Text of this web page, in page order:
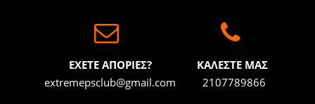
ΕΧΕΤΕ ΑΠΟΡΙΕΣ?
extremepsclub@gmail.com
ΚΑΛΕΣΤΕ ΜΑΣ
2107789866